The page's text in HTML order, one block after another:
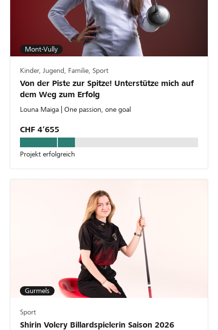
Mont-Vully
Kinder, Jugend, Familie, Sport
Von der Piste zur Spitze! Unterstütze mich auf
dem Weg zum Erfolg
Louna Maiga | One passion, one goal
CHF 4’655
Projekt erfolgreich
Gurmels
Sport
Shirin Volery Billardspielerin Saison 2026